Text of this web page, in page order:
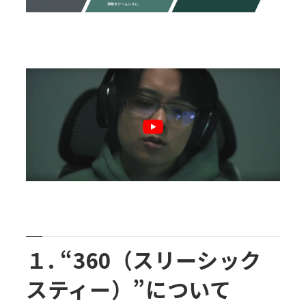
１. “360（スリーシック
スティー）”について